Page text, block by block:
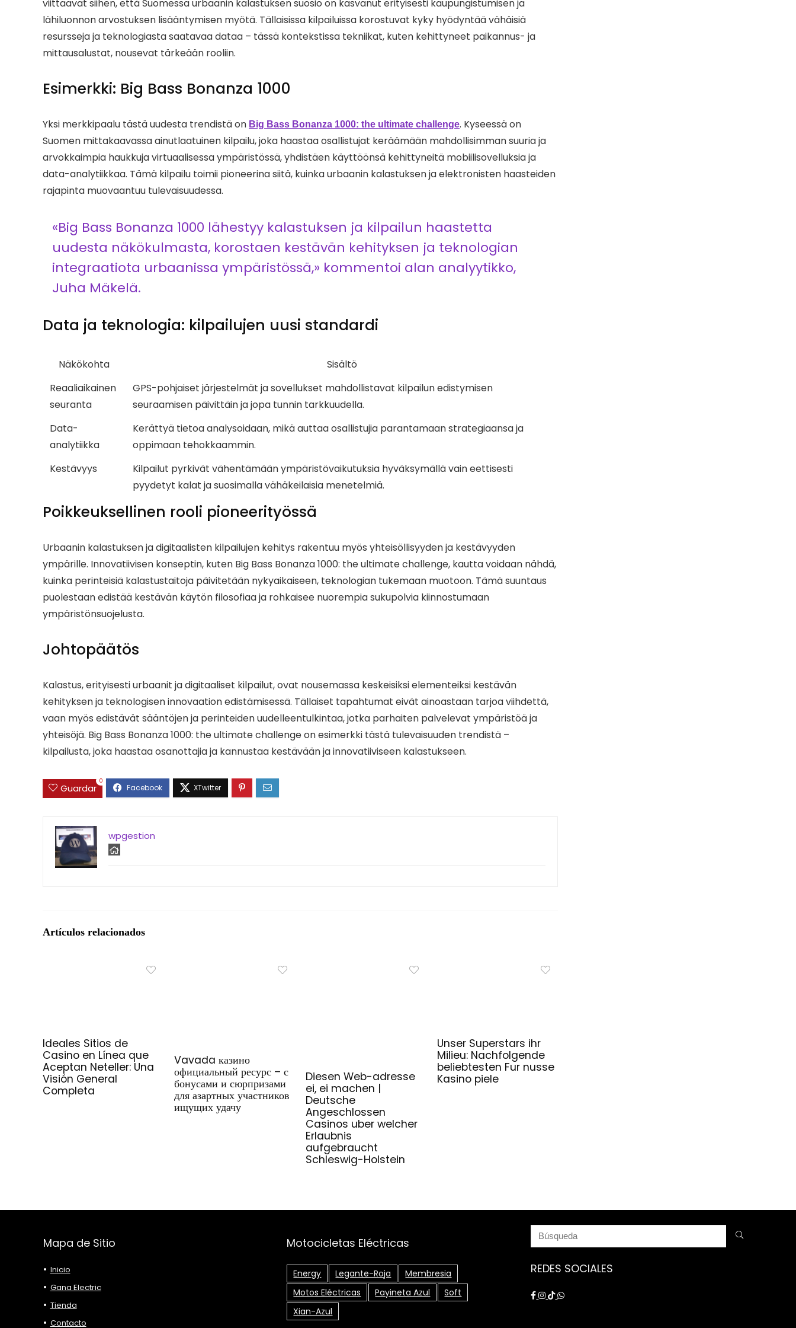
viittaavat siihen, että Suomessa urbaanin kalastuksen suosio on kasvanut erityisesti kaupungistumisen ja
lähiluonnon arvostuksen lisääntymisen myötä. Tällaisissa kilpailuissa korostuvat kyky hyödyntää vähäisiä
resursseja ja teknologiasta saatavaa dataa – tässä kontekstissa tekniikat, kuten kehittyneet paikannus- ja
mittausalustat, nousevat tärkeään rooliin.
Esimerkki: Big Bass Bonanza 1000
Yksi merkkipaalu tästä uudesta trendistä on Big Bass Bonanza 1000: the ultimate challenge. Kyseessä on
Suomen mittakaavassa ainutlaatuinen kilpailu, joka haastaa osallistujat keräämään mahdollisimman suuria ja
arvokkaimpia haukkuja virtuaalisessa ympäristössä, yhdistäen käyttöönsä kehittyneitä mobiilisovelluksia ja
data-analytiikkaa. Tämä kilpailu toimii pioneerina siitä, kuinka urbaanin kalastuksen ja elektronisten haasteiden
rajapinta muovaantuu tulevaisuudessa.
«Big Bass Bonanza 1000 lähestyy kalastuksen ja kilpailun haastetta
uudesta näkökulmasta, korostaen kestävän kehityksen ja teknologian
integraatiota urbaanissa ympäristössä,» kommentoi alan analyytikko,
Juha Mäkelä.
Data ja teknologia: kilpailujen uusi standardi
Näkökohta
Sisältö
Reaaliaikainen
seuranta
GPS-pohjaiset järjestelmät ja sovellukset mahdollistavat kilpailun edistymisen
seuraamisen päivittäin ja jopa tunnin tarkkuudella.
Data-
analytiikka
Kerättyä tietoa analysoidaan, mikä auttaa osallistujia parantamaan strategiaansa ja
oppimaan tehokkaammin.
Kestävyys
Kilpailut pyrkivät vähentämään ympäristövaikutuksia hyväksymällä vain eettisesti
pyydetyt kalat ja suosimalla vähäkeilaisia menetelmiä.
Poikkeuksellinen rooli pioneerityössä
Urbaanin kalastuksen ja digitaalisten kilpailujen kehitys rakentuu myös yhteisöllisyyden ja kestävyyden
ympärille. Innovatiivisen konseptin, kuten Big Bass Bonanza 1000: the ultimate challenge, kautta voidaan nähdä,
kuinka perinteisiä kalastustaitoja päivitetään nykyaikaiseen, teknologian tukemaan muotoon. Tämä suuntaus
puolestaan edistää kestävän käytön filosofiaa ja rohkaisee nuorempia sukupolvia kiinnostumaan
ympäristönsuojelusta.
Johtopäätös
Kalastus, erityisesti urbaanit ja digitaaliset kilpailut, ovat nousemassa keskeisiksi elementeiksi kestävän
kehityksen ja teknologisen innovaation edistämisessä. Tällaiset tapahtumat eivät ainoastaan tarjoa viihdettä,
vaan myös edistävät sääntöjen ja perinteiden uudelleentulkintaa, jotka parhaiten palvelevat ympäristöä ja
yhteisöjä. Big Bass Bonanza 1000: the ultimate challenge on esimerkki tästä tulevaisuuden trendistä –
kilpailusta, joka haastaa osanottajia ja kannustaa kestävään ja innovatiiviseen kalastukseen.
Guardar
0
wpgestion
Artículos relacionados
Ideales Sitios de
Casino en Línea que
Aceptan Neteller: Una
Visión General
Completa
Vavada казино
официальный ресурс – с
бонусами и сюрпризами
для азартных участников
ищущих удачу
Diesen Web-adresse
ei, ei machen |
Deutsche
Angeschlossen
Casinos uber welcher
Erlaubnis
aufgebraucht
Schleswig-Holstein
Unser Superstars ihr
Milieu: Nachfolgende
beliebtesten Fur nusse
Kasino piele
Mapa de Sitio
Inicio
Gana Electric
Tienda
Contacto
Motocicletas Eléctricas
Energy Legante-Roja
Membresia
Motos Eléctricas
Payineta Azul
Soft
Xian-Azul
REDES SOCIALES